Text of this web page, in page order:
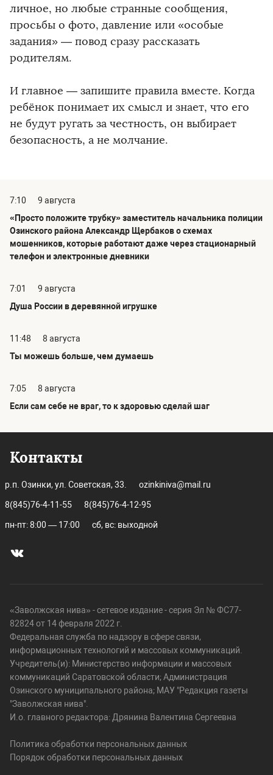
личное, но любые странные сообщения,
просьбы о фото, давление или «особые
задания» — повод сразу рассказать
родителям.
И главное — запишите правила вместе. Когда
ребёнок понимает их смысл и знает, что его
не будут ругать за честность, он выбирает
безопасность, а не молчание.
7:10
9 августа
«Просто положите трубку» заместитель начальника полиции
Озинского района Александр Щербаков о схемах
мошенников, которые работают даже через стационарный
телефон и электронные дневники
7:01
9 августа
Душа России в деревянной игрушке
11:48
8 августа
Ты можешь больше, чем думаешь
7:05
8 августа
Если сам себе не враг, то к здоровью сделай шаг
Контакты
р.п. Озинки, ул. Советская, 33. ozinkiniva@mail.ru
8(845)76-4-11-55 8(845)76-4-12-95
пн-пт: 8:00 — 17:00 сб, вс: выходной
«Заволжская нива» - сетевое издание - серия Эл № ФС77-
82824 от 14 февраля 2022 г.
Федеральная служба по надзору в сфере связи,
информационных технологий и массовых коммуникаций.
Учредитель(и): Министерство информации и массовых
коммуникаций Саратовской области; Администрация
Озинского муниципального района; МАУ "Редакция газеты
"Заволжская нива".
И.о. главного редактора: Дрянина Валентина Сергеевна
Политика обработки персональных данных
Порядок обработки персональных данных